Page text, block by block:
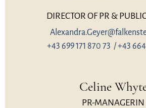
DIRECTOR OF PR &
+43 699 171 870 73 /+43
Celine
PR-MANAGERIN